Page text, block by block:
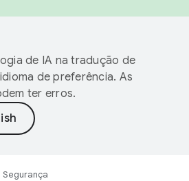
de IA na tradução de
de preferência. As
ter erros.
Segurança